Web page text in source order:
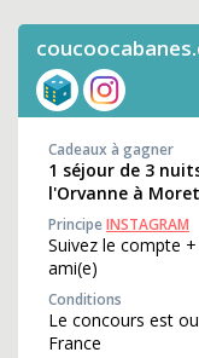
Cadeaux à gagner
1 séjour de 3
l'Orvanne à
PrincipeINSTAGRAM
Suivez le compte
ami(e)
Conditions
Le concours est
France